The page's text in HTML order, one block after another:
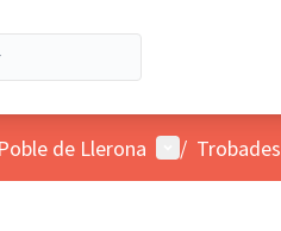
de Llerona Menú d'usuari
/ Trobades